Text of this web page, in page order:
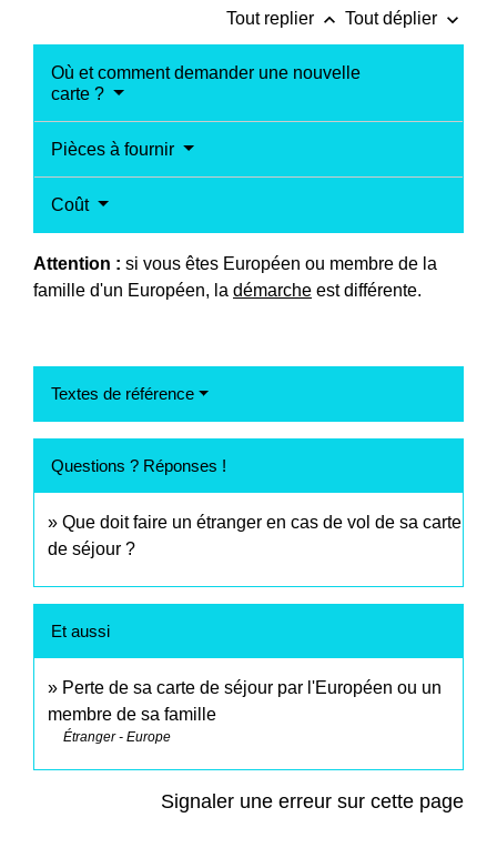
Tout replier keyboard_arrow_up Tout déplier keyboard_arrow_down
Où et comment demander une nouvelle
carte ?
Pièces à fournir
Coût
Attention : si vous êtes Européen ou membre de la
famille d'un Européen, la démarche est différente.
Textes de référence
Questions ? Réponses !
Que doit faire un étranger en cas de vol de sa carte
de séjour ?
Et aussi
Perte de sa carte de séjour par l'Européen ou un
membre de sa famille
Étranger - Europe
Signaler une erreur sur cette page